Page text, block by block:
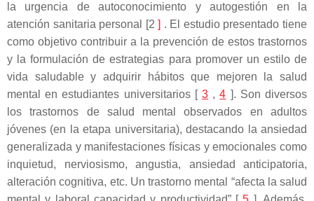
la urgencia de autoconocimiento y autogestión en la
atención sanitaria personal [2] . El estudio presentado tiene
como objetivo contribuir a la prevención de estos trastornos
y la formulación de estrategias para promover un estilo de
vida saludable y adquirir hábitos que mejoren la salud
mental en estudiantes universitarios [ 3 ,4 ]. Son diversos
los trastornos de salud mental observados en adultos
jóvenes (en la etapa universitaria), destacando la ansiedad
generalizada y manifestaciones físicas y emocionales como
inquietud, nerviosismo, angustia, ansiedad anticipatoria,
alteración cognitiva, etc. Un trastorno mental “afecta la salud